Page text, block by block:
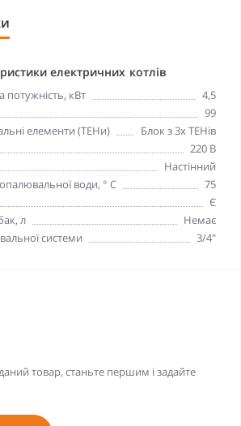
електричних котлів
потужність, кВт
4,5
99
елементи (ТЕНи)
Блок з 3х ТЕНів
220 В
Настінний
води, ° С
75
Є
л
Немає
системи
3/4"
товар, станьте першим і задайте